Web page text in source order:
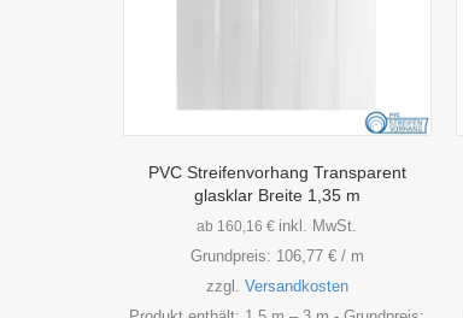
PVC Streifenvorhang Transparent
glasklar Breite 1,35 m
ab 160,16€ inkl. MwSt.
Grundpreis: 106,77 €/ m
zzgl. Versandkosten